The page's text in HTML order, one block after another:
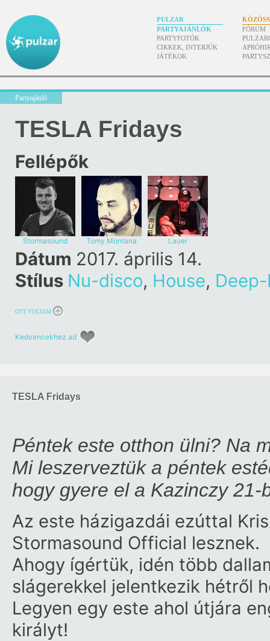
PULZAR
PARTYAJÁNLÓK
PARTYFOTÓK
CIKKEK, INTERJÚK
JÁTÉKOK
FÓRUM
Partyajánló
TESLA Fridays
Fellépők
Stormasound Tomy Montana Lauer
Dátum 2017. április 14.
Stílus Nu-disco, House,
OTT VOLTAM
Kedvencekhez ad
TESLA Fridays
Péntek este otthon ülni? Na
Mi leszerveztük a péntek
hogy gyere el a Kazinczy
Az este házigazdái ezúttal
Stormasound Official lesznek.
Ahogy ígértük, idén több
slágerekkel jelentkezik hétről
Legyen egy este ahol útjára
királyt!